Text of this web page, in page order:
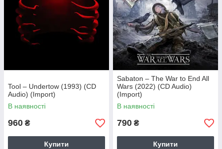
Tool – Undertow (1993) (CD
Audio) (Import)
В наявності
960 ₴
Купити
Sabaton – The War to End All
Wars (2022) (CD Audio)
(Import)
В наявності
790 ₴
Купити